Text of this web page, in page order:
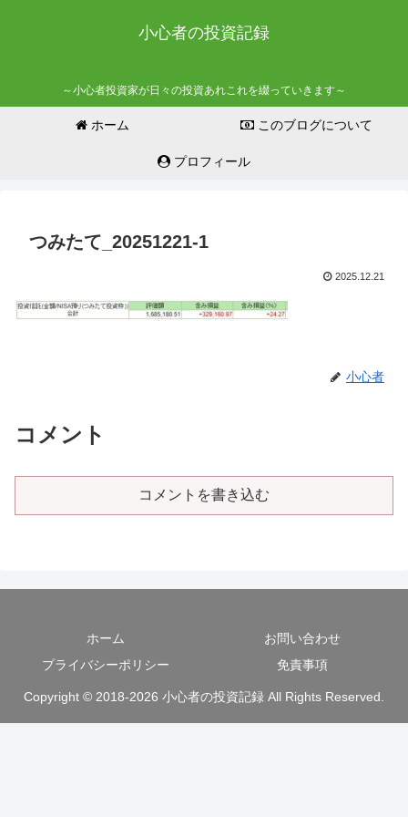
小心者の投資記録
～小心者投資家が日々の投資あれこれを綴っていきます～
ホーム このブログについて
プロフィール
つみたて_20251221-1
2025.12.21
小心者
コメント
コメントを書き込む
ホーム
お問い合わせ
プライバシーポリシー
免責事項
Copyright © 2018-2026 小心者の投資記録 All Rights Reserved.